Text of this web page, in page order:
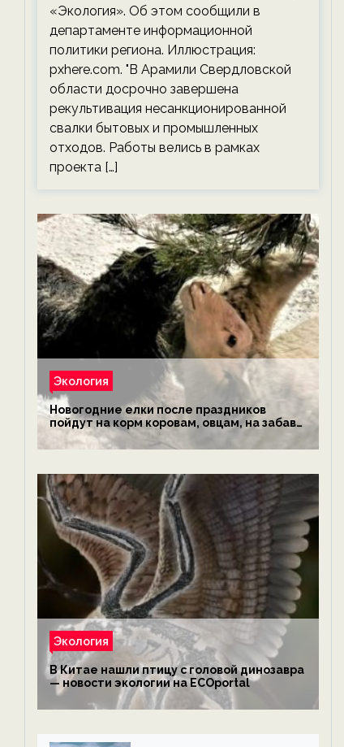
«Экология». Об этом сообщили в
департаменте информационной
политики региона. Иллюстрация:
pxhere.com. "В Арамили Свердловской
области досрочно завершена
рекультивация несанкционированной
свалки бытовых и промышленных
отходов. Работы велись в рамках
проекта […]
Экология
Новогодние елки после праздников
пойдут на корм коровам, овцам, на забаву
обезьянам, львам и леопардам — новости
экологии на ECOportal
Экология
В Китае нашли птицу с головой динозавра
— новости экологии на ECOportal